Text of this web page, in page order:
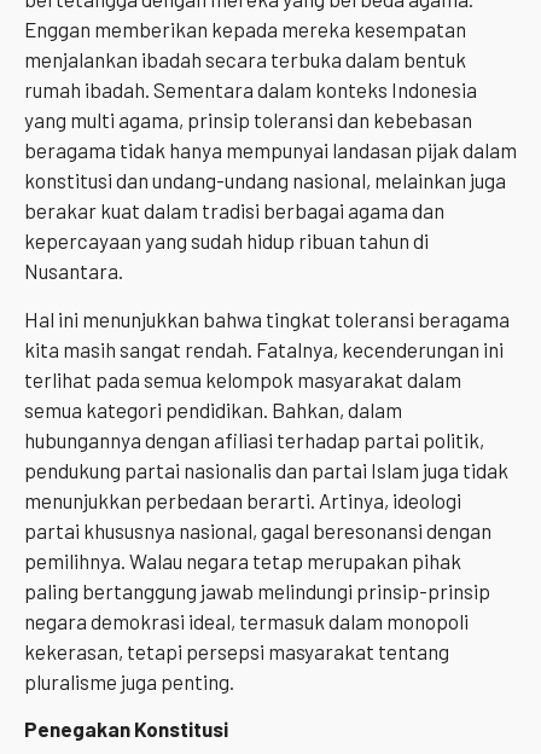
Enggan memberikan kepada mereka kesempatan
menjalankan ibadah secara terbuka dalam bentuk
rumah ibadah. Sementara dalam konteks Indonesia
yang multi agama, prinsip toleransi dan kebebasan
beragama tidak hanya mempunyai landasan pijak dalam
konstitusi dan undang-undang nasional, melainkan juga
berakar kuat dalam tradisi berbagai agama dan
kepercayaan yang sudah hidup ribuan tahun di
Nusantara.
Hal ini menunjukkan bahwa tingkat toleransi beragama
kita masih sangat rendah. Fatalnya, kecenderungan ini
terlihat pada semua kelompok masyarakat dalam
semua kategori pendidikan. Bahkan, dalam
hubungannya dengan afiliasi terhadap partai politik,
pendukung partai nasionalis dan partai Islam juga tidak
menunjukkan perbedaan berarti. Artinya, ideologi
partai khususnya nasional, gagal beresonansi dengan
pemilihnya. Walau negara tetap merupakan pihak
paling bertanggung jawab melindungi prinsip-prinsip
negara demokrasi ideal, termasuk dalam monopoli
kekerasan, tetapi persepsi masyarakat tentang
pluralisme juga penting.
Penegakan Konstitusi